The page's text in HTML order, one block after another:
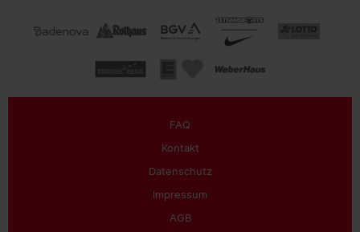
FAQ
Kontakt
Datenschutz
Impressum
AGB